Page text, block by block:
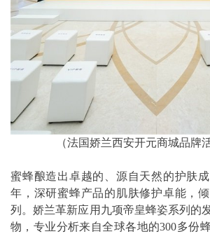
（法国娇兰西安开元商城品牌
蜜蜂酿造出卓越的、源自天然的护肤
年，深研蜜蜂产品的肌肤修护卓能，
列。娇兰革新应用九项帝皇蜂姿系列的
物，专业分析来自全球各地的300多份